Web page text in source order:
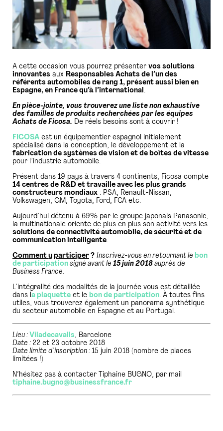
A cette occasion vous pourrez présenter vos solutions
innovantes aux Responsables Achats de l’un des
référents automobiles de rang 1, présent aussi bien en
Espagne, en France qu’à l’international.
En pièce-jointe, vous trouverez une liste non exhaustive
des familles de produits recherchées par les équipes
Achats de Ficosa. De réels besoins sont à couvrir !
FICOSA est un équipementier espagnol initialement
spécialisé dans la conception, le développement et la
fabrication de systèmes de vision et de boîtes de vitesse
pour l’industrie automobile.
Présent dans 19 pays à travers 4 continents, Ficosa compte
14 centres de R&D et travaille avec les plus grands
constructeurs mondiaux : PSA, Renault-Nissan,
Volkswagen, GM, Toyota, Ford, FCA etc.
Aujourd’hui détenu à 69% par le groupe japonais Panasonic,
la multinationale oriente de plus en plus son activité vers les
solutions de connectivité automobile, de sécurité et de
communication intelligente.
Comment y participer ? Inscrivez-vous en retournant le bon
de participation signé avant le 15 juin 2018 auprès de
Business France.
L’intégralité des modalités de la journée vous est détaillée
dans la plaquette et le bon de participation. À toutes fins
utiles, vous trouverez également un panorama synthétique
du secteur automobile en Espagne et au Portugal.
Lieu : Viladecavalls, Barcelone
Date : 22 et 23 octobre 2018
Date limite d’inscription : 15 juin 2018 (nombre de places
limitées !)
N’hésitez pas à contacter Tiphaine BUGNO, par mail
tiphaine.bugno@businessfrance.fr